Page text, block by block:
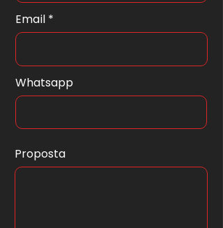
Email
Whatsapp
Proposta